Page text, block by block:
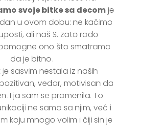
svoje bitke sa decomje
u ovom dobu: ne kačimo
ali naš S. zato rado
ono što smatramo
da je bitno.
sasvim nestala iz naših
vedar, motivisan da
I ja sam se promenila. To
ne samo sa njim, već i
koju mnogo volim i čiji sin je